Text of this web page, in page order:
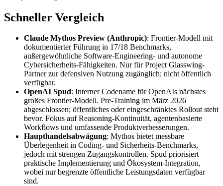
Schneller Vergleich
Claude Mythos Preview (Anthropic): Frontier-Modell mit
dokumentierter Führung in 17/18 Benchmarks,
außergewöhnliche Software-Engineering- und autonome
Cybersicherheits-Fähigkeiten. Nur für Project Glasswing-
Partner zur defensiven Nutzung zugänglich; nicht öffentlich
verfügbar.
OpenAI Spud: Interner Codename für OpenAIs nächstes
großes Frontier-Modell. Pre-Training im März 2026
abgeschlossen; öffentliches oder eingeschränktes Rollout steht
bevor. Fokus auf Reasoning-Kontinuität, agentenbasierte
Workflows und umfassende Produktverbesserungen.
Haupthandelsabwägung: Mythos bietet messbare
Überlegenheit in Coding- und Sicherheits-Benchmarks,
jedoch mit strengen Zugangskontrollen. Spud priorisiert
praktische Implementierung und Ökosystem-Integration,
wobei nur begrenzte öffentliche Leistungsdaten verfügbar
sind.